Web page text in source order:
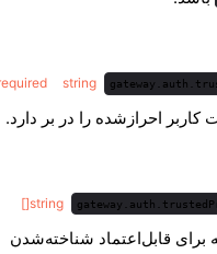
string
کاربر احراز‌شده را در بر دارد.
string[]
برای قابل‌اعتماد شناخته‌شدن